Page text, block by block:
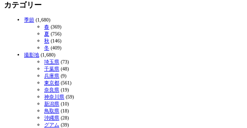
カテゴリー
季節 (1,680)
春 (369)
夏 (756)
秋 (146)
冬 (409)
撮影地 (1,680)
埼玉県 (73)
千葉県 (48)
兵庫県 (9)
東京都 (561)
奈良県 (19)
神奈川県 (59)
新潟県 (10)
鳥取県 (18)
沖縄県 (28)
グアム (39)